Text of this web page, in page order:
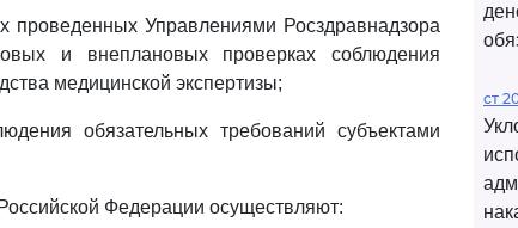
проведенных Управлениями Росздравнадзора
и внеплановых проверках соблюдения
медицинской экспертизы;
обязательных требований субъектами
Федерации осуществляют:
ст